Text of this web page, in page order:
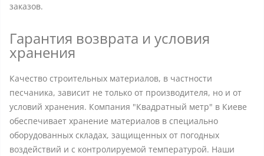
заказов.
Гарантия возврата и условия
хранения
Качество строительных материалов, в частности
песчаника, зависит не только от производителя, но и от
условий хранения. Компания "Квадратный метр" в Киеве
обеспечивает хранение материалов в специально
оборудованных складах, защищенных от погодных
воздействий и с контролируемой температурой. Наши